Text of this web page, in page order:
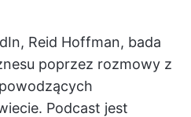
Reid Hoffman, bada
poprzez rozmowy z
Podcast jest